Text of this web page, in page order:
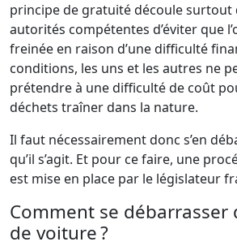
principe de gratuité découle surtout
autorités compétentes d’éviter que
freinée en raison d’une difficulté
conditions, les uns et les autres ne
prétendre à une difficulté de coût
déchets traîner dans la nature.
Il faut nécessairement donc s’en
qu’il s’agit. Et pour ce faire, une
est mise en place par le législateur
Comment se débarrasser
de voiture ?